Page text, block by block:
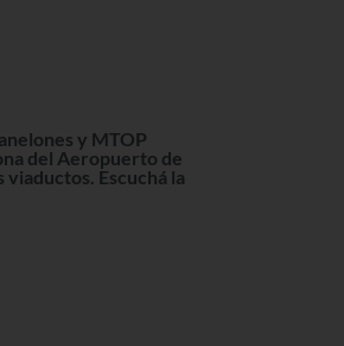
y MTOP
del Aeropuerto de
Escuchá la